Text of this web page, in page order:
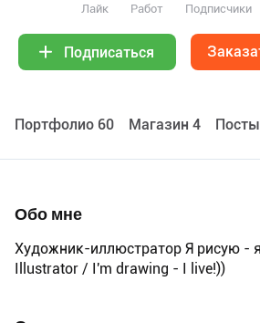
Лайк Работ Подписчики
Подписаться
Портфолио 60 Maгазин 4
Обо мне
Художник-иллюстратор Я рисую -
Illustrator / I'm drawing - I live!))